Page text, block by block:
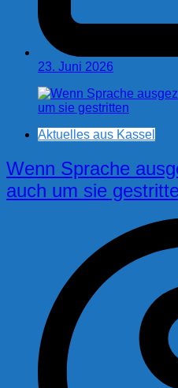
23. Juni 2026
Aktuelles aus Kassel
Wenn Sprache
auch um sie